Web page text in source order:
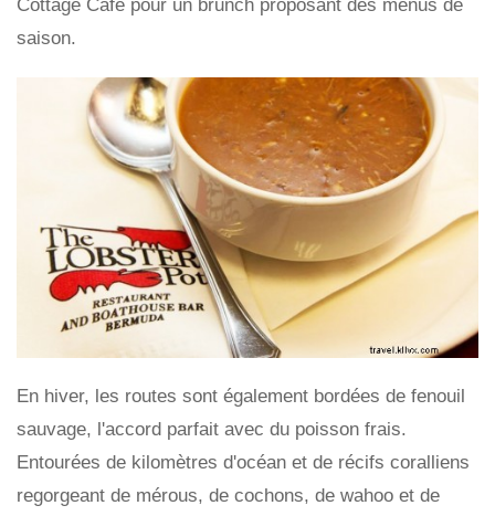
Cottage Café pour un brunch proposant des menus de
saison.
En hiver, les routes sont également bordées de fenouil
sauvage, l'accord parfait avec du poisson frais.
Entourées de kilomètres d'océan et de récifs coralliens
regorgeant de mérous, de cochons, de wahoo et de